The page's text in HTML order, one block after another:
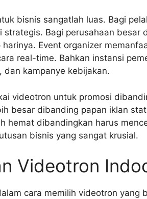
bisnis sangatlah luas. Bagi
strategis. Bagi perusahaan
Event organizer
real-time. Bahkan instansi
dan kampanye kebijakan.
videotron untuk promosi
besar dibanding papan iklan
hemat dibandingkan harus
bisnis yang sangat krusial.
Videotron
cara memilih videotron